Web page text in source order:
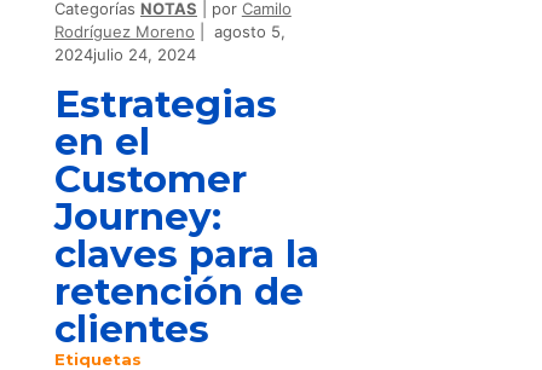
Categorías NOTAS por Camilo
Rodríguez Moreno
agosto 5,
2024julio 24, 2024
Estrategias
en el
Customer
Journey:
claves para la
retención de
clientes
Etiquetas